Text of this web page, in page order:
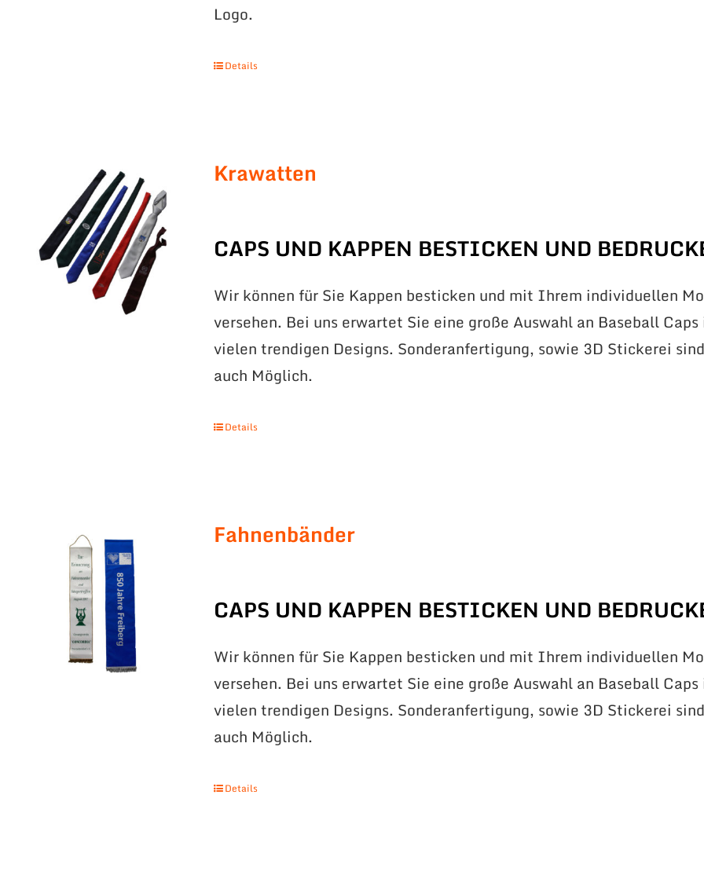
Logo.
Details
Krawatten
CAPS UND KAPPEN BESTICKEN UND
Wir können für Sie Kappen besticken und mit Ihrem individuellen
versehen. Bei uns erwartet Sie eine große Auswahl an Baseball Caps
vielen trendigen Designs. Sonderanfertigung, sowie 3D Stickerei sind
auch Möglich.
Details
Fahnenbänder
CAPS UND KAPPEN BESTICKEN UND
Wir können für Sie Kappen besticken und mit Ihrem individuellen
versehen. Bei uns erwartet Sie eine große Auswahl an Baseball Caps
vielen trendigen Designs. Sonderanfertigung, sowie 3D Stickerei sind
auch Möglich.
Details